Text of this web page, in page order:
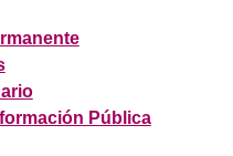
Pública